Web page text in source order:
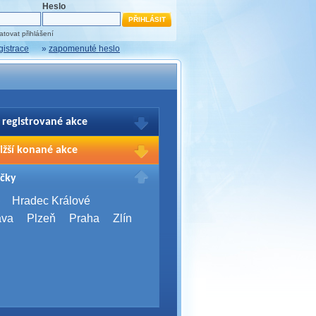
Heslo
přihlášení
» zapomenuté heslo
registrované akce
Vašich registrací na akce
přihlašte.
konané akce
2026
Brno
Server Bootcamp 2026
Hradec Králové
Plzeň Praha Zlín